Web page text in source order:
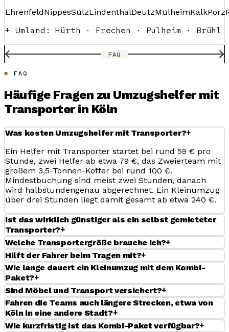
EhrenfeldNippesSülzLindenthalDeutzMülheimKalkPorz
+ Umland: Hürth · Frechen · Pulheim · Brühl
FAQ
FAQ
Häufige Fragen zu Umzugshelfer mit
Transporter in Köln
Was kosten Umzugshelfer mit Transporter?+
Ein Helfer mit Transporter startet bei rund 59 € pro
Stunde, zwei Helfer ab etwa 79 €, das Zweierteam mit
großem 3,5-Tonnen-Koffer bei rund 100 €.
Mindestbuchung sind meist zwei Stunden, danach
wird halbstundengenau abgerechnet. Ein Kleinumzug
über drei Stunden liegt damit gesamt ab etwa 240 €.
Ist das wirklich günstiger als ein selbst gemieteter
Transporter?+
Welche Transportergröße brauche ich?+
Hilft der Fahrer beim Tragen mit?+
Wie lange dauert ein Kleinumzug mit dem Kombi-
Paket?+
Sind Möbel und Transport versichert?+
Fahren die Teams auch längere Strecken, etwa von
Köln in eine andere Stadt?+
Wie kurzfristig ist das Kombi-Paket verfügbar?+